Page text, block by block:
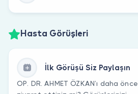
Hasta Görüşleri
İlk Görüşü Siz Paylaşın
OP. DR. AHMET ÖZKAN’ı daha önce